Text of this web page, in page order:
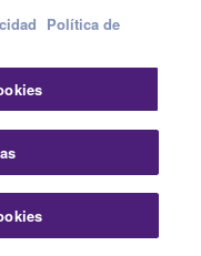
audio
Política de